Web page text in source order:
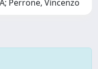
Perrone, Vincenzo